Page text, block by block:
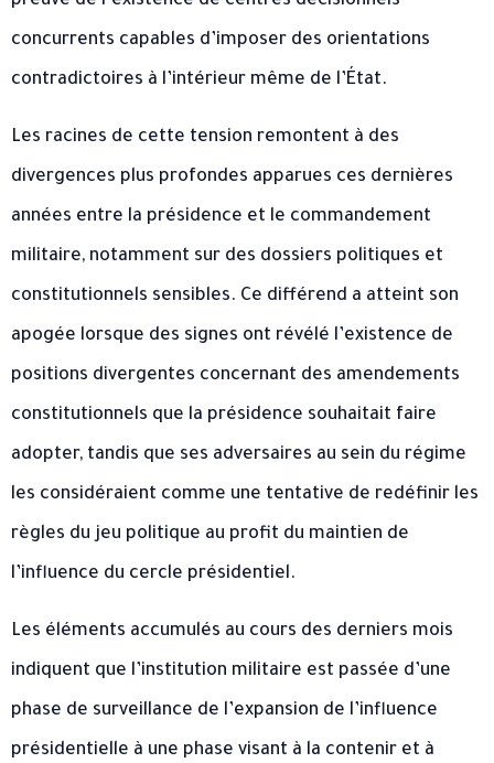
concurrents capables d’imposer des orientations
contradictoires à l’intérieur même de l’État.
Les racines de cette tension remontent à des
divergences plus profondes apparues ces dernières
années entre la présidence et le commandement
militaire, notamment sur des dossiers politiques et
constitutionnels sensibles. Ce différend a atteint son
apogée lorsque des signes ont révélé l’existence de
positions divergentes concernant des amendements
constitutionnels que la présidence souhaitait faire
adopter, tandis que ses adversaires au sein du régime
les considéraient comme une tentative de redéfinir les
règles du jeu politique au profit du maintien de
l’influence du cercle présidentiel.
Les éléments accumulés au cours des derniers mois
indiquent que l’institution militaire est passée d’une
phase de surveillance de l’expansion de l’influence
présidentielle à une phase visant à la contenir et à